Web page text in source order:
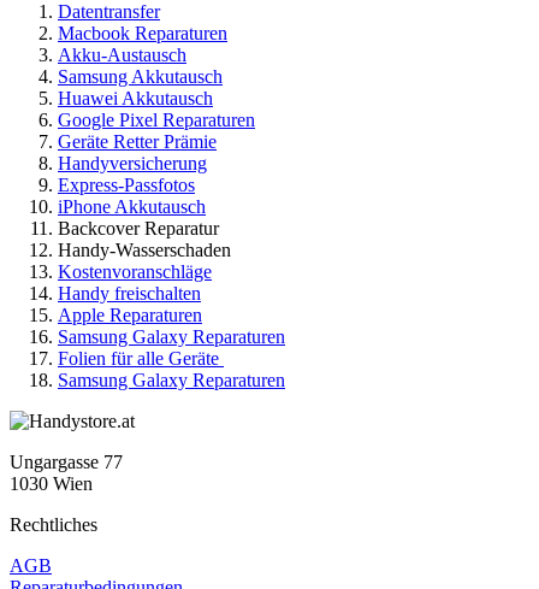
Datentransfer
Macbook Reparaturen
Akku-Austausch
Samsung Akkutausch
Huawei Akkutausch
Google Pixel Reparaturen
Geräte Retter Prämie
Handyversicherung
Express-Passfotos
iPhone Akkutausch
Backcover Reparatur
Handy-Wasserschaden
Kostenvoranschläge
Handy freischalten
Apple Reparaturen
Samsung Galaxy Reparaturen
Folien für alle Geräte
Samsung Galaxy Reparaturen
Ungargasse 77
1030 Wien
Rechtliches
AGB